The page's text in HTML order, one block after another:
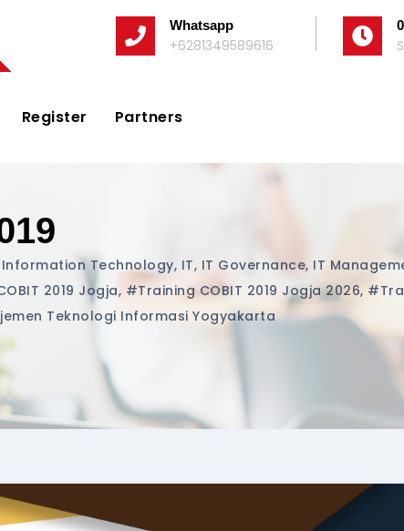
Whatsapp
+6281349589616
Register Partners
Information Technology, IT, IT Governance, IT
2019 Jogja, #training COBIT 2019 Jogja 2026,
Teknologi Informasi Yogyakarta